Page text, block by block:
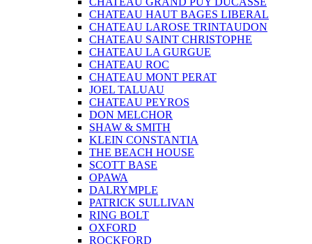
CHATEAU HAUT BAGES LIBERAL
CHATEAU LAROSE TRINTAUDON
CHATEAU SAINT CHRISTOPHE
CHATEAU LA GURGUE
CHATEAU ROC
CHATEAU MONT PERAT
JOEL TALUAU
CHATEAU PEYROS
DON MELCHOR
SHAW & SMITH
KLEIN CONSTANTIA
THE BEACH HOUSE
SCOTT BASE
OPAWA
DALRYMPLE
PATRICK SULLIVAN
RING BOLT
OXFORD
ROCKFORD